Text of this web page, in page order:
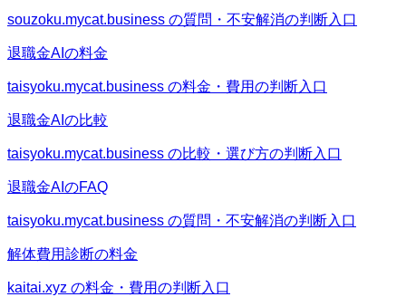
souzoku.mycat.business の質問・不安解消の判断入口
退職金AIの料金
taisyoku.mycat.business の料金・費用の判断入口
退職金AIの比較
taisyoku.mycat.business の比較・選び方の判断入口
退職金AIのFAQ
taisyoku.mycat.business の質問・不安解消の判断入口
解体費用診断の料金
kaitai.xyz の料金・費用の判断入口